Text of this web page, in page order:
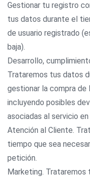
Gestionar tu registro
tus datos durante el
de usuario registrado
baja).
Desarrollo,
Trataremos tus datos
gestionar la compra de
incluyendo posibles
asociadas al servicio
Atención al Cliente.
tiempo que sea
petición.
Marketing. Trataremos